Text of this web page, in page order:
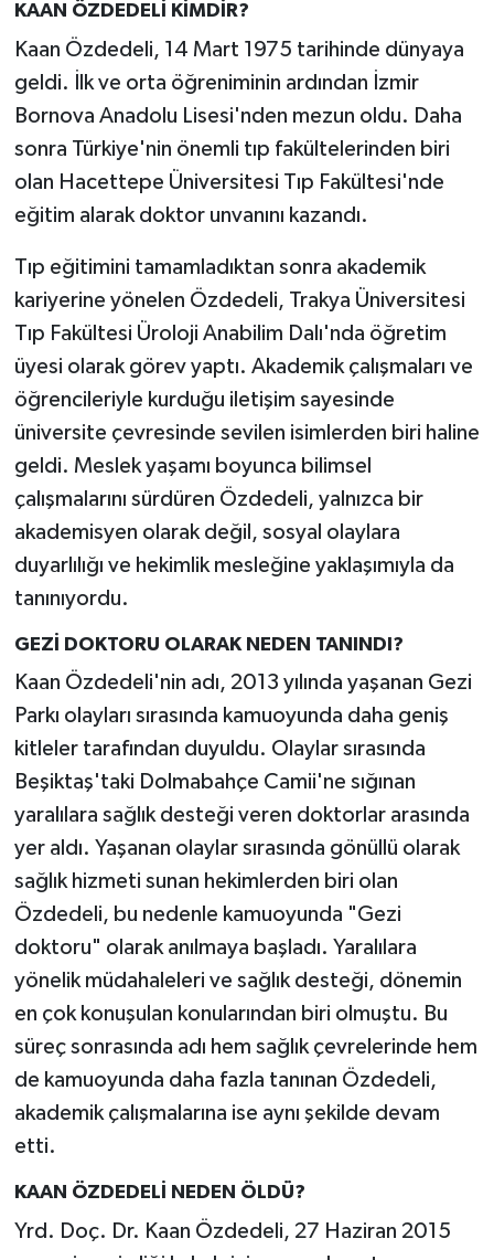
KAAN ÖZDEDELİ KİMDİR?
Kaan Özdedeli, 14 Mart 1975 tarihinde dünyaya
geldi. İlk ve orta öğreniminin ardından İzmir
Bornova Anadolu Lisesi'nden mezun oldu. Daha
sonra Türkiye'nin önemli tıp fakültelerinden biri
olan Hacettepe Üniversitesi Tıp Fakültesi'nde
eğitim alarak doktor unvanını kazandı.
Tıp eğitimini tamamladıktan sonra akademik
kariyerine yönelen Özdedeli, Trakya Üniversitesi
Tıp Fakültesi Üroloji Anabilim Dalı'nda öğretim
üyesi olarak görev yaptı. Akademik çalışmaları ve
öğrencileriyle kurduğu iletişim sayesinde
üniversite çevresinde sevilen isimlerden biri haline
geldi. Meslek yaşamı boyunca bilimsel
çalışmalarını sürdüren Özdedeli, yalnızca bir
akademisyen olarak değil, sosyal olaylara
duyarlılığı ve hekimlik mesleğine yaklaşımıyla da
tanınıyordu.
GEZİ DOKTORU OLARAK NEDEN TANINDI?
Kaan Özdedeli'nin adı, 2013 yılında yaşanan Gezi
Parkı olayları sırasında kamuoyunda daha geniş
kitleler tarafından duyuldu. Olaylar sırasında
Beşiktaş'taki Dolmabahçe Camii'ne sığınan
yaralılara sağlık desteği veren doktorlar arasında
yer aldı. Yaşanan olaylar sırasında gönüllü olarak
sağlık hizmeti sunan hekimlerden biri olan
Özdedeli, bu nedenle kamuoyunda "Gezi
doktoru" olarak anılmaya başladı. Yaralılara
yönelik müdahaleleri ve sağlık desteği, dönemin
en çok konuşulan konularından biri olmuştu. Bu
süreç sonrasında adı hem sağlık çevrelerinde hem
de kamuoyunda daha fazla tanınan Özdedeli,
akademik çalışmalarına ise aynı şekilde devam
etti.
KAAN ÖZDEDELİ NEDEN ÖLDÜ?
Yrd. Doç. Dr. Kaan Özdedeli, 27 Haziran 2015